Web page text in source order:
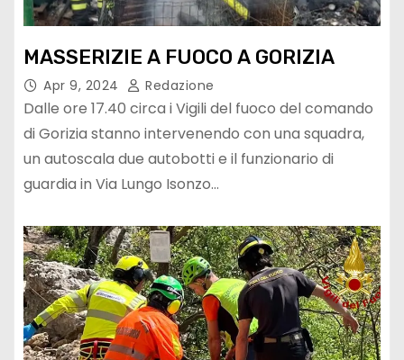
MASSERIZIE A FUOCO A GORIZIA
Apr 9, 2024 Redazione
Dalle ore 17.40 circa i Vigili del fuoco del comando
di Gorizia stanno intervenendo con una squadra,
un autoscala due autobotti e il funzionario di
guardia in Via Lungo Isonzo…